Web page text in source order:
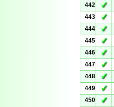
442
✓
443
✓
444
✓
445
✓
446
✓
447
✓
448
✓
449
✓
450
✓